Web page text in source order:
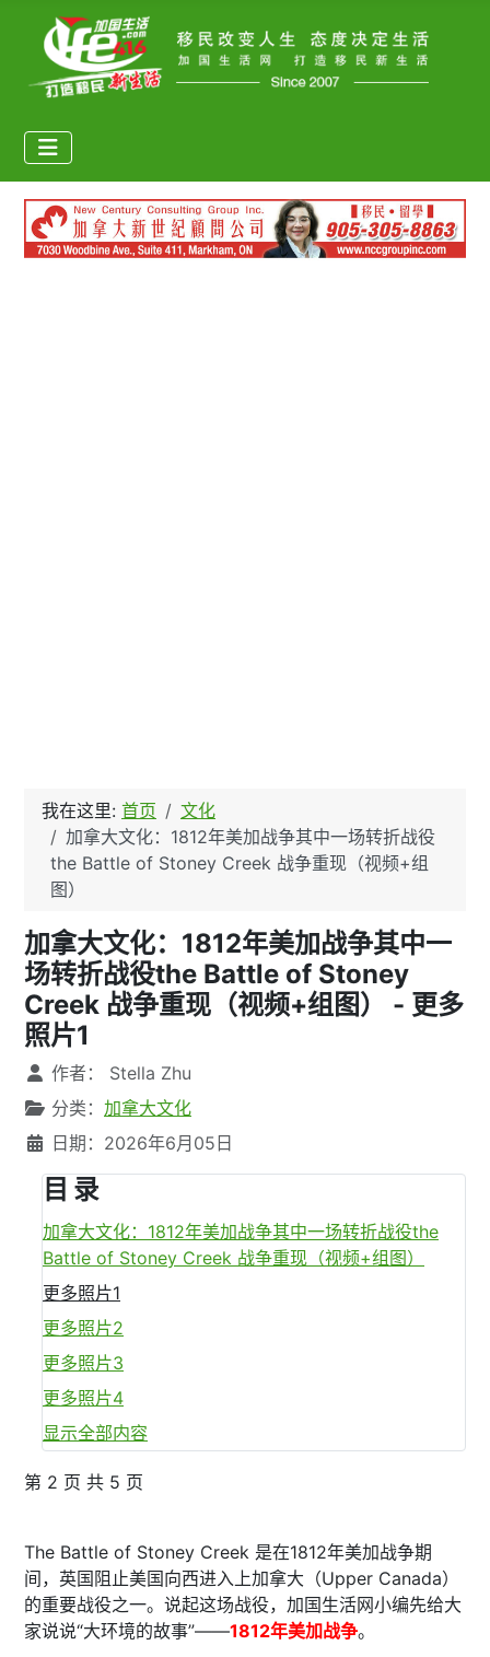
我在这里: 首页
文化
加拿大文化：1812年美加战争其中一场转折战役
the Battle of Stoney Creek 战争重现（视频+组
图）
加拿大文化：1812年美加战争其中一
场转折战役the Battle of Stoney
Creek 战争重现（视频+组图） - 更多
照片1
文章信息
作者： Stella Zhu
分类： 加拿大文化
日期：2026年6月05日
目 录
加拿大文化：1812年美加战争其中一场转折战役the
Battle of Stoney Creek 战争重现（视频+组图）
更多照片1
更多照片2
更多照片3
更多照片4
显示全部内容
第 2 页 共 5 页
The Battle of Stoney Creek 是在1812年美加战争期
间，英国阻止美国向西进入上加拿大（Upper Canada）
的重要战役之一。说起这场战役，加国生活网小编先给大
家说说“大环境的故事”——1812年美加战争。